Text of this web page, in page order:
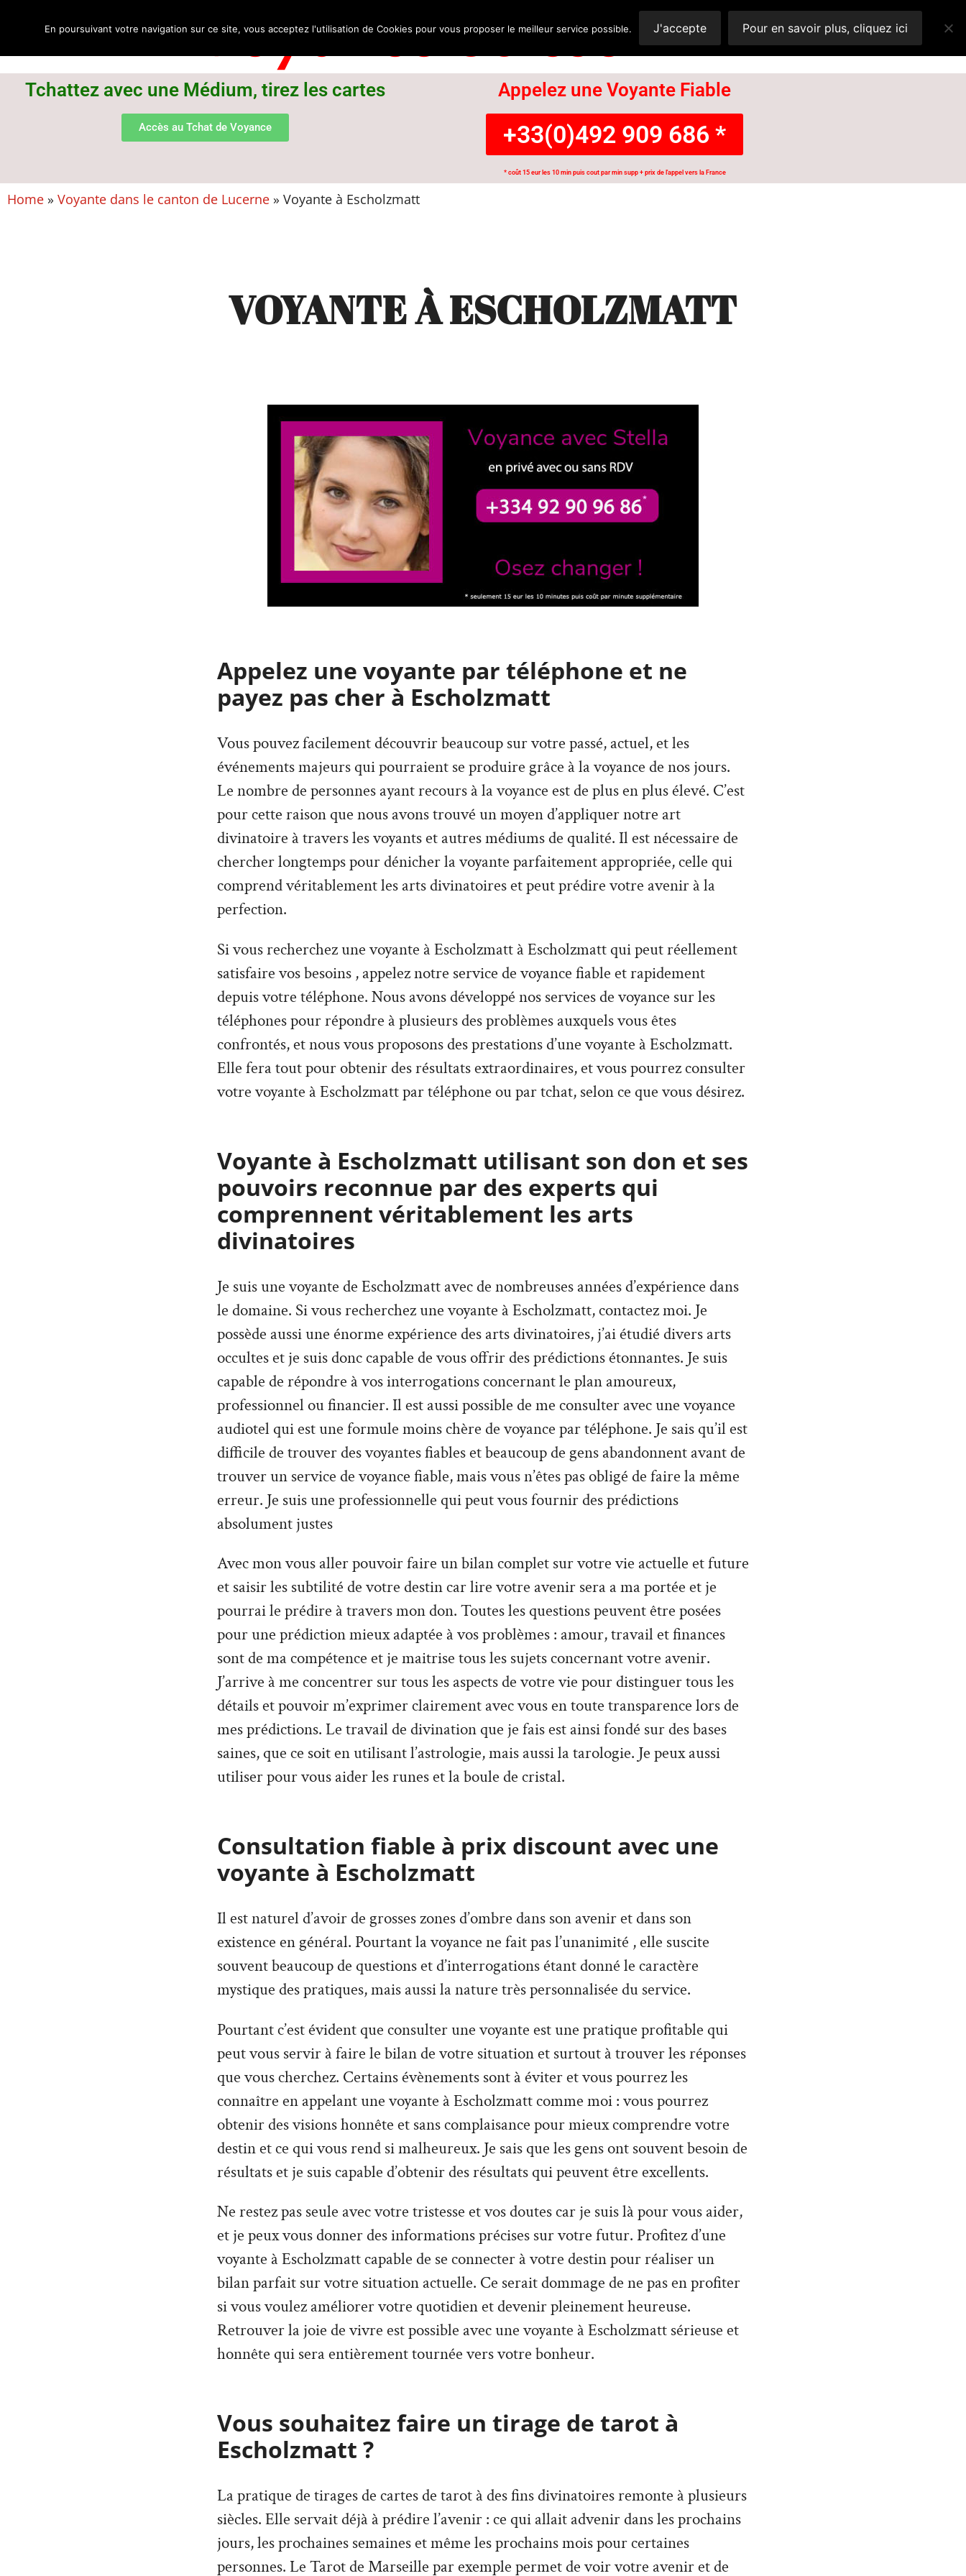
Voyance Suisse
Tchattez avec une Médium, tirez les cartes
Accès au Tchat de Voyance
Appelez une Voyante Fiable
+33(0)492 909 686 *
* coût 15 eur les 10 min puis cout par min supp + prix de l'appel vers la France
Home » Voyante dans le canton de Lucerne » Voyante à Escholzmatt
VOYANTE À ESCHOLZMATT
Appelez une voyante par téléphone et ne
payez pas cher à Escholzmatt
Vous pouvez facilement découvrir beaucoup sur votre passé, actuel, et les
événements majeurs qui pourraient se produire grâce à la voyance de nos jours.
Le nombre de personnes ayant recours à la voyance est de plus en plus élevé. C’est
pour cette raison que nous avons trouvé un moyen d’appliquer notre art
divinatoire à travers les voyants et autres médiums de qualité. Il est nécessaire de
chercher longtemps pour dénicher la voyante parfaitement appropriée, celle qui
comprend véritablement les arts divinatoires et peut prédire votre avenir à la
perfection.
Si vous recherchez une voyante à Escholzmatt à Escholzmatt qui peut réellement
satisfaire vos besoins , appelez notre service de voyance fiable et rapidement
depuis votre téléphone. Nous avons développé nos services de voyance sur les
téléphones pour répondre à plusieurs des problèmes auxquels vous êtes
confrontés, et nous vous proposons des prestations d’une voyante à Escholzmatt.
Elle fera tout pour obtenir des résultats extraordinaires, et vous pourrez consulter
votre voyante à Escholzmatt par téléphone ou par tchat, selon ce que vous désirez.
Voyante à Escholzmatt utilisant son don et ses
pouvoirs reconnue par des experts qui
comprennent véritablement les arts
divinatoires
Je suis une voyante de Escholzmatt avec de nombreuses années d’expérience dans
le domaine. Si vous recherchez une voyante à Escholzmatt, contactez moi. Je
possède aussi une énorme expérience des arts divinatoires, j’ai étudié divers arts
occultes et je suis donc capable de vous offrir des prédictions étonnantes. Je suis
capable de répondre à vos interrogations concernant le plan amoureux,
professionnel ou financier. Il est aussi possible de me consulter avec une voyance
audiotel qui est une formule moins chère de voyance par téléphone. Je sais qu’il est
difficile de trouver des voyantes fiables et beaucoup de gens abandonnent avant de
trouver un service de voyance fiable, mais vous n’êtes pas obligé de faire la même
erreur. Je suis une professionnelle qui peut vous fournir des prédictions
absolument justes
Avec mon vous aller pouvoir faire un bilan complet sur votre vie actuelle et future
et saisir les subtilité de votre destin car lire votre avenir sera a ma portée et je
pourrai le prédire à travers mon don. Toutes les questions peuvent être posées
pour une prédiction mieux adaptée à vos problèmes : amour, travail et finances
sont de ma compétence et je maitrise tous les sujets concernant votre avenir.
J’arrive à me concentrer sur tous les aspects de votre vie pour distinguer tous les
détails et pouvoir m’exprimer clairement avec vous en toute transparence lors de
mes prédictions. Le travail de divination que je fais est ainsi fondé sur des bases
saines, que ce soit en utilisant l’astrologie, mais aussi la tarologie. Je peux aussi
utiliser pour vous aider les runes et la boule de cristal.
Consultation fiable à prix discount avec une
voyante à Escholzmatt
Il est naturel d’avoir de grosses zones d’ombre dans son avenir et dans son
existence en général. Pourtant la voyance ne fait pas l’unanimité , elle suscite
souvent beaucoup de questions et d’interrogations étant donné le caractère
mystique des pratiques, mais aussi la nature très personnalisée du service.
Pourtant c’est évident que consulter une voyante est une pratique profitable qui
peut vous servir à faire le bilan de votre situation et surtout à trouver les réponses
que vous cherchez. Certains évènements sont à éviter et vous pourrez les
connaître en appelant une voyante à Escholzmatt comme moi : vous pourrez
obtenir des visions honnête et sans complaisance pour mieux comprendre votre
destin et ce qui vous rend si malheureux. Je sais que les gens ont souvent besoin de
résultats et je suis capable d’obtenir des résultats qui peuvent être excellents.
Ne restez pas seule avec votre tristesse et vos doutes car je suis là pour vous aider,
et je peux vous donner des informations précises sur votre futur. Profitez d’une
voyante à Escholzmatt capable de se connecter à votre destin pour réaliser un
bilan parfait sur votre situation actuelle. Ce serait dommage de ne pas en profiter
si vous voulez améliorer votre quotidien et devenir pleinement heureuse.
Retrouver la joie de vivre est possible avec une voyante à Escholzmatt sérieuse et
honnête qui sera entièrement tournée vers votre bonheur.
Vous souhaitez faire un tirage de tarot à
Escholzmatt ?
La pratique de tirages de cartes de tarot à des fins divinatoires remonte à plusieurs
siècles. Elle servait déjà à prédire l’avenir : ce qui allait advenir dans les prochains
jours, les prochaines semaines et même les prochains mois pour certaines
personnes. Le Tarot de Marseille par exemple permet de voir votre avenir et de
En poursuivant votre navigation sur ce site, vous acceptez l'utilisation de Cookies pour vous proposer le meilleur service possible. J'accepte Pour en savoir plus, cliquez ici